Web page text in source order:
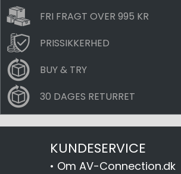
FRI FRAGT OVER 995 KR
PRISSIKKERHED
BUY & TRY
30 DAGES RETURRET
KUNDESERVICE
• Om AV-Connection.dk